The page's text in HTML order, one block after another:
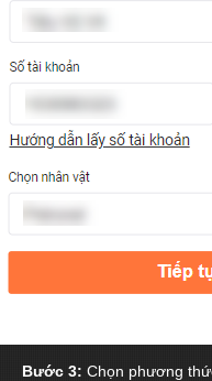
Bước 3: Chọn phương